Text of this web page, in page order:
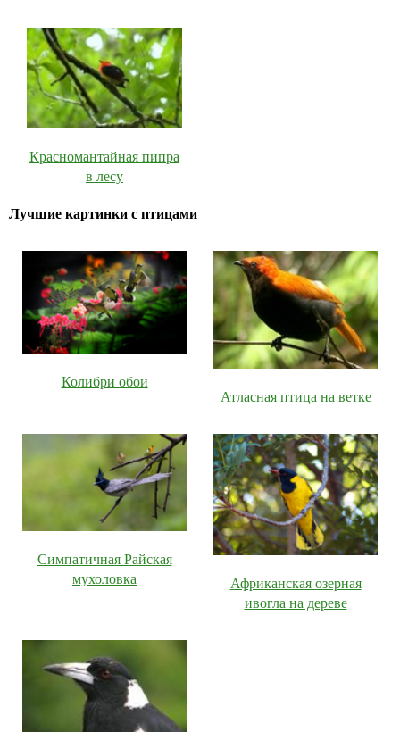
Красномантайная пипра
в лесу
Лучшие картинки с птицами
Колибри обои
Атласная птица на ветке
Симпатичная Райская
мухоловка
Африканская озерная
ивогла на дереве